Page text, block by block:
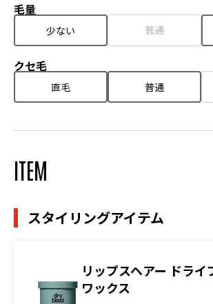
毛量
少ない 普通
クセ毛
直毛 普通
ITEM
スタイリングアイテム
リップスヘアー ドライ
ワックス